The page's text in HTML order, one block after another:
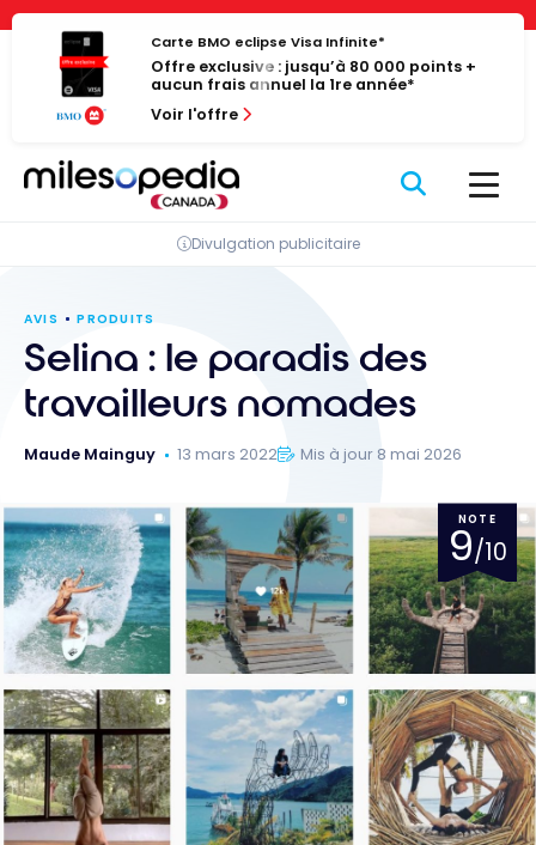
Panneau de gestion des cookies
Passer
contenu
Carte BMO eclipse Visa Infinite*
Offre exclusive : jusqu’à 80 000 points +
aucun frais annuel la 1re année*
Voir l'offre
Divulgation publicitaire
AVIS PRODUITS
Selina : le paradis des
travailleurs nomades
Maude Mainguy 13 mars 2022 Mis à jour 8 mai 2026
NOTE
9/10